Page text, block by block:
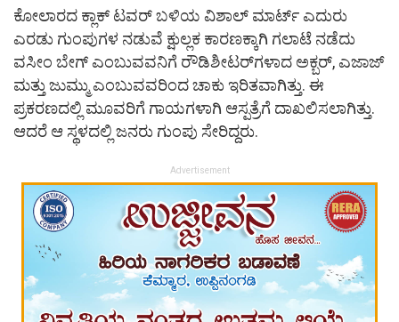
ಕೋಲಾರದ ಕ್ಲಾಕ್​ ಟವರ್​ ಬಳಿಯ ವಿಶಾಲ್​ ಮಾರ್ಟ್​ ಎದುರು
ಎರಡು ಗುಂಪುಗಳ ನಡುವೆ ಕ್ಷುಲ್ಲಕ ಕಾರಣಕ್ಕಾಗಿ ಗಲಾಟೆ ನಡೆದು
ವಸೀಂ ಬೇಗ್ ಎಂಬುವವನಿಗೆ ರೌಡಿಶೀಟರ್​ಗಳಾದ ಅಕ್ಬರ್​, ಎಜಾಜ್
ಮತ್ತು ಜುಮ್ಮು ಎಂಬುವವರಿಂದ ಚಾಕು ಇರಿತವಾಗಿತ್ತು. ಈ
ಪ್ರಕರಣದಲ್ಲಿ ಮೂವರಿಗೆ ಗಾಯಗಳಾಗಿ ಆಸ್ಪತ್ರೆಗೆ ದಾಖಲಿಸಲಾಗಿತ್ತು.
ಆದರೆ ಆ ಸ್ಥಳದಲ್ಲಿ ಜನರು ಗುಂಪು ಸೇರಿದ್ದರು.
Advertisement